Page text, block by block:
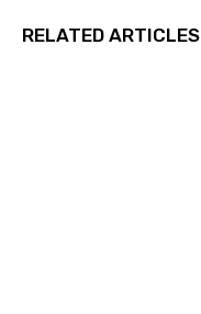
RELATED ARTICLES